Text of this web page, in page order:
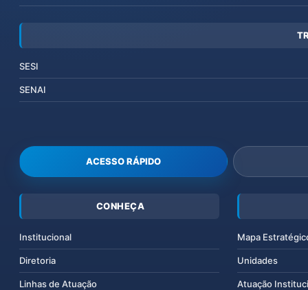
SESI
SENAI
ACESSO RÁPIDO
CONHEÇA
Institucional
Diretoria
Linhas de Atuação
Mapa
Unidades
Atuação